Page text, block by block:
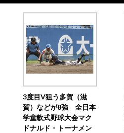
3度目V狙う多賀（滋
賀）などが8強 全日本
学童軟式野球大会マク
ドナルド・トーナメン